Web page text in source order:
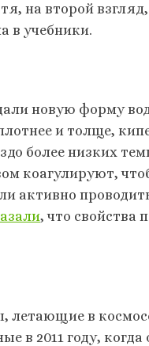
на второй взгляд,
в учебники.
новую форму
и толще,
более низких
коагулируют,
активно
, что свойства
летающие в
в 2011 году, когда